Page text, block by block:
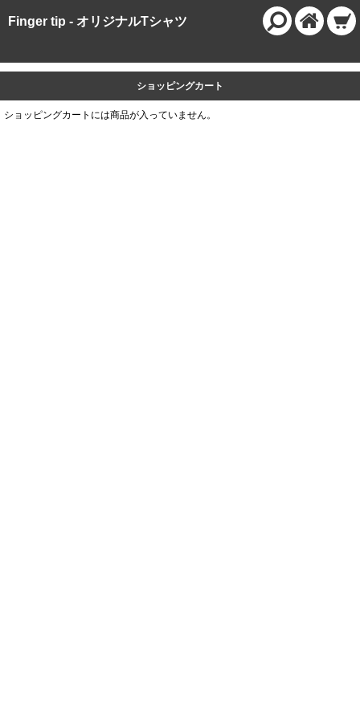
Finger tip - オリジナルTシャツ
ショッピングカート
ショッピングカートには商品が入っていません。